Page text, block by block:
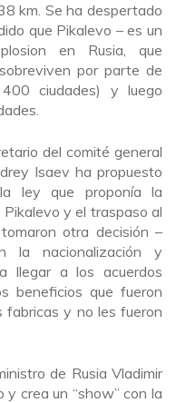
km. Se ha despertado
que Pikalevo – es un
en Rusia, que
por parte de
ciudades) y luego
del comité general
Isaev ha propuesto
ley que proponía la
y el traspaso al
otra decisión –
la nacionalización y
llegar a los acuerdos
beneficios que fueron
fabricas y no les fueron
de Rusia Vladimir
crea un “show” con la